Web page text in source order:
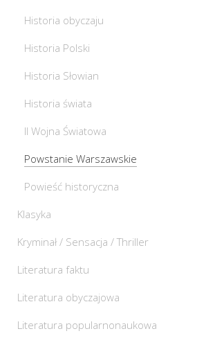
Historia obyczaju
Historia Polski
Historia Słowian
Historia świata
II Wojna Światowa
Powstanie Warszawskie
Powieść historyczna
Klasyka
Kryminał / Sensacja / Thriller
Literatura faktu
Literatura obyczajowa
Literatura popularnonaukowa